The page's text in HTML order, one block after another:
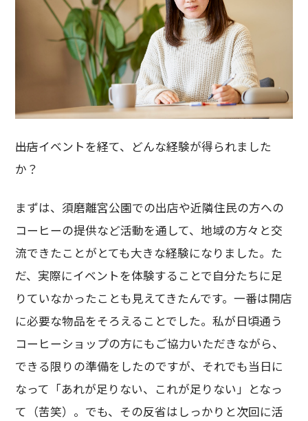
――出店イベントを経て、どんな経験が得られました
か？
まずは、須磨離宮公園での出店や近隣住民の方への
コーヒーの提供など活動を通して、地域の方々と交
流できたことがとても大きな経験になりました。た
だ、実際にイベントを体験することで自分たちに足
りていなかったことも見えてきたんです。一番は開店
に必要な物品をそろえることでした。私が日頃通う
コーヒーショップの方にもご協力いただきながら、
できる限りの準備をしたのですが、それでも当日に
なって「あれが足りない、これが足りない」となっ
て（苦笑）。でも、その反省はしっかりと次回に活